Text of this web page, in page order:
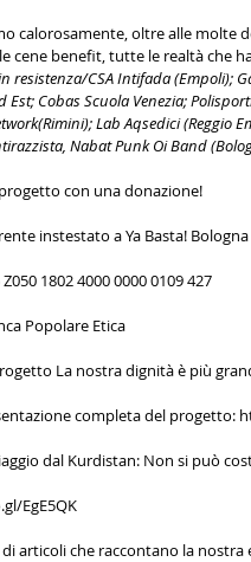
calorosamente, oltre alle
cene benefit, tutte le realtà che
resistenza/CSA Intifada (Empoli);
Est; Cobas Scuola Venezia;
Lab Aqsedici (Reggio
Nabat Punk Oi Band
con una donazione!
instestato a Ya Basta! Bologna
1802 4000 0000 0109 427
Popolare Etica
La nostra dignità è più
completa del progetto:
dal Kurdistan: Non si può
EgE5QK
di articoli che raccontano la